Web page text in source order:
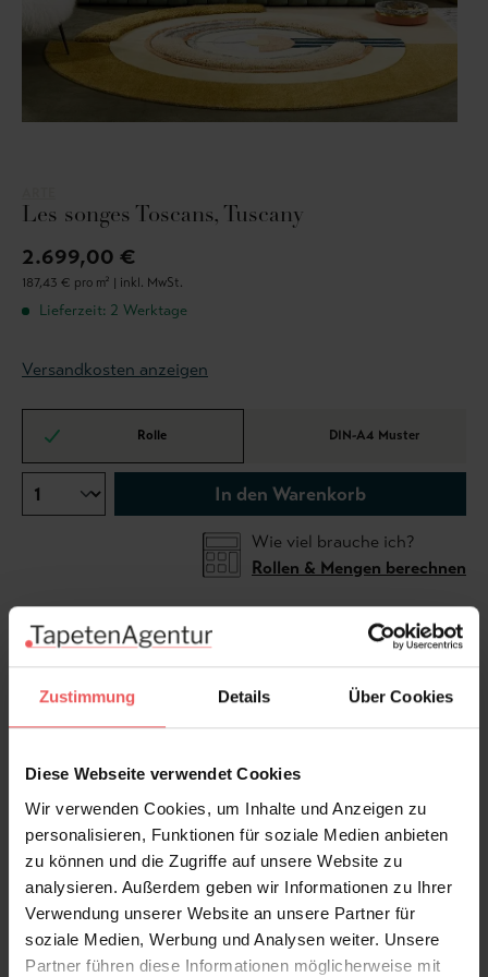
Zustimmung Details Über Cookies
Diese Webseite verwendet Cookies
Wir verwenden Cookies, um Inhalte und Anzeigen zu
personalisieren, Funktionen für soziale Medien anbieten
zu können und die Zugriffe auf unsere Website zu
analysieren. Außerdem geben wir Informationen zu Ihrer
Verwendung unserer Website an unsere Partner für
soziale Medien, Werbung und Analysen weiter. Unsere
Partner führen diese Informationen möglicherweise mit
Les songes Toscans, Tuscany
2.699,00 €
187,43 € pro m² | inkl. MwSt.
Lieferzeit: 2 Werktage
Versandkosten anzeigen
Rolle DIN-A4 Muster
In den Warenkorb
Wie viel brauche ich?
Rollen & Mengen berechnen
Die Tapete hat eine wunderschöne Textil-Oberfläche.
Das Motiv kann horizontal angesetzt werden und ist
Produktdetails